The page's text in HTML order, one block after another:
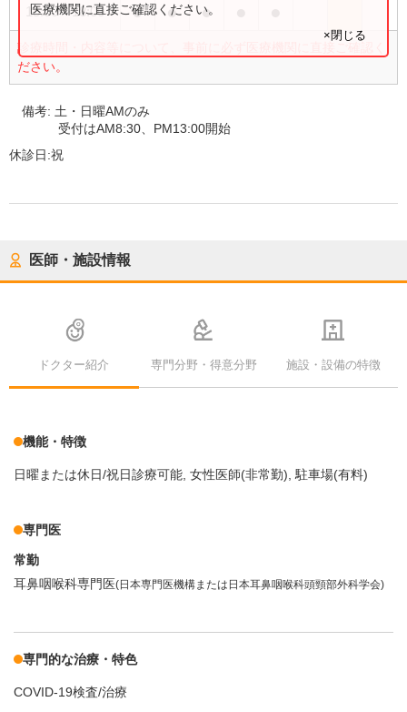
15:00〜18:00 ● ● ●
診療時間・内容等について、事前に必ず医療機関に直接ご確認く
ださい。
医療機関に直接ご確認ください。
×閉じる
備考: 土・日曜AMのみ
受付はAM8:30、PM13:00開始
休診日:祝
医師・施設情報
ドクター紹介 専門分野・得意分野 施設・設備の特徴
機能・特徴
日曜または休日/祝日診療可能 女性医師(非常勤) 駐車場(有料)
専門医
常勤
耳鼻咽喉科専門医(日本専門医機構または日本耳鼻咽喉科頭頸部外科学会)
専門的な治療・特色
COVID-19検査/治療